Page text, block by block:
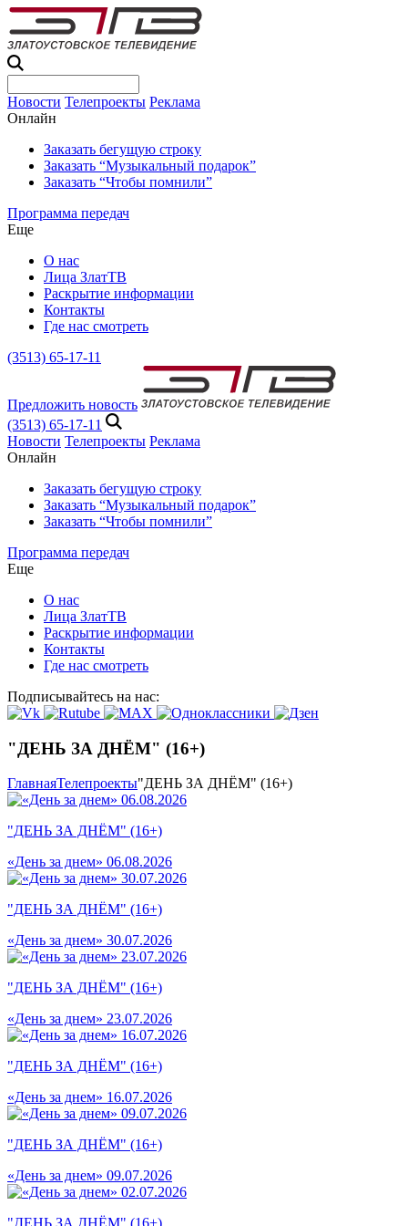
Новости Телепроекты Реклама
Онлайн
Заказать бегущую строку
Заказать “Музыкальный подарок”
Заказать “Чтобы помнили”
Программа передач
Еще
О нас
Лица ЗлатТВ
Раскрытие информации
Контакты
Где нас смотреть
(3513) 65-17-11
Предложить новость
(3513) 65-17-11
Новости Телепроекты Реклама
Онлайн
Заказать бегущую строку
Заказать “Музыкальный подарок”
Заказать “Чтобы помнили”
Программа передач
Еще
О нас
Лица ЗлатТВ
Раскрытие информации
Контакты
Где нас смотреть
Подписывайтесь на нас:
"ДЕНЬ ЗА ДНЁМ" (16+)
ГлавнаяТелепроекты"ДЕНЬ ЗА ДНЁМ" (16+)
"ДЕНЬ ЗА ДНЁМ" (16+)
«День за днем» 06.08.2026
"ДЕНЬ ЗА ДНЁМ" (16+)
«День за днем» 30.07.2026
"ДЕНЬ ЗА ДНЁМ" (16+)
«День за днем» 23.07.2026
"ДЕНЬ ЗА ДНЁМ" (16+)
«День за днем» 16.07.2026
"ДЕНЬ ЗА ДНЁМ" (16+)
«День за днем» 09.07.2026